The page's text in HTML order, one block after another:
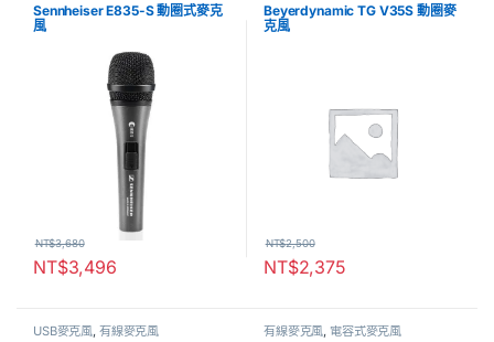
Sennheiser E835-S 動圈式麥克
風
NT$3,496
NT$3,680
Beyerdynamic TG V35S 動圈麥
克風
NT$2,375
NT$2,500
USB麥克風, 有線麥克風 有線麥克風, 電容式麥克風